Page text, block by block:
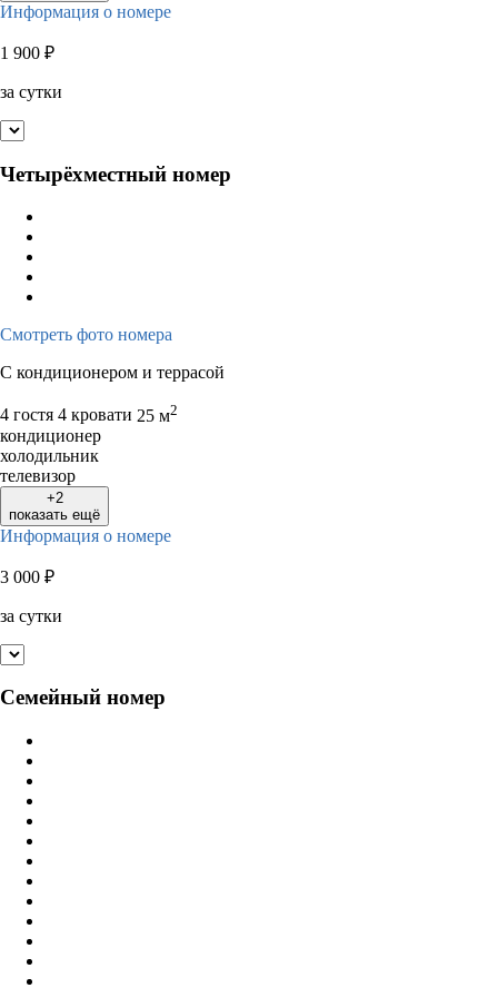
Информация о номере
1 900 ₽
за сутки
Четырёхместный номер
Смотреть фото номера
С кондиционером и террасой
4 гостя 4 кровати 25 м2
кондиционер
холодильник
телевизор
+2
показать ещё
Информация о номере
3 000 ₽
за сутки
Семейный номер